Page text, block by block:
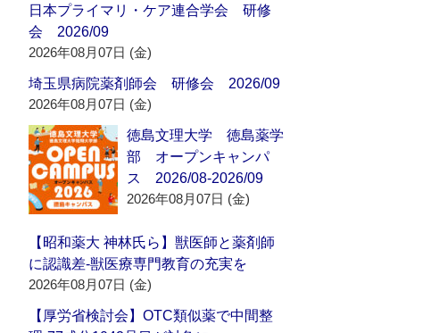
日本プライマリ・ケア連合学会 研修
会 2026/09
2026年08月07日 (金)
埼玉県病院薬剤師会 研修会 2026/09
2026年08月07日 (金)
徳島文理大学 徳島薬学
部 オープンキャンパ
ス 2026/08-2026/09
2026年08月07日 (金)
【昭和薬大 神林氏ら】獣医師と薬剤師
に認識差‐獣医療専門教育の充実を
2026年08月07日 (金)
【厚労省検討会】OTC類似薬で中間整